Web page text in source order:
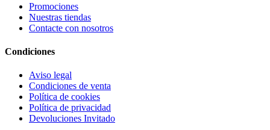
Promociones
Nuestras tiendas
Contacte con nosotros
Condiciones
Aviso legal
Condiciones de venta
Política de cookies
Política de privacidad
Devoluciones Invitado